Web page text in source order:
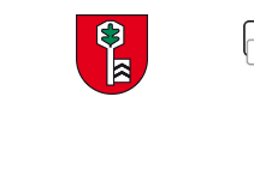
Zum Hauptinhalt springen
Zum Header
Zum Hauptinhalt
Zum Footer